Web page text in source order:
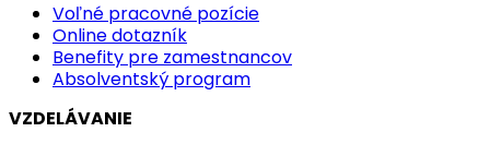
Voľné pracovné pozície
Online dotazník
Benefity pre zamestnancov
Absolventský program
VZDELÁVANIE